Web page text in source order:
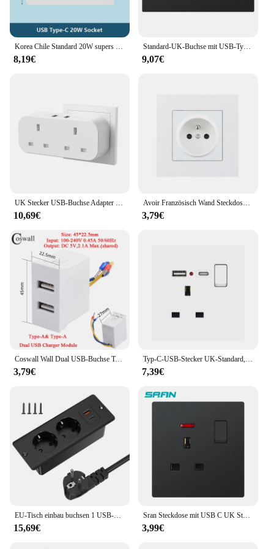
8,19€
Standard-UK-Buchse mit USB-Typ-C 5V 2,1 A, 146*86mm Kunststoff platte, doppelte Steckdosen mit Schaltern UK USB-Stecker
9,07€
10,69€
Avoir Französisch Wand Steckdose PC Kunststoff Elektrische Outlets Mit USB 5V 2A Doppel Usb Stecker 86 Typ Power buchse 16A 220V
3,79€
Coswall Wall Dual USB-Buchse Typ A & Typ-C Dual USB 20 W Schnellladegerät, PD 20 W QC 3.0 DIY-Modul
3,79€ 7,39€
15,69€
Sran Steckdose mit USB C UK Standard 13a 250V, 86*146mm PC-Panel, universelle Steckdosen Schalters teuerung
3,99€